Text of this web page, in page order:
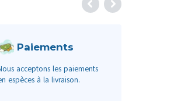
Paiements
acceptons les paiements
espèces à la livraison.